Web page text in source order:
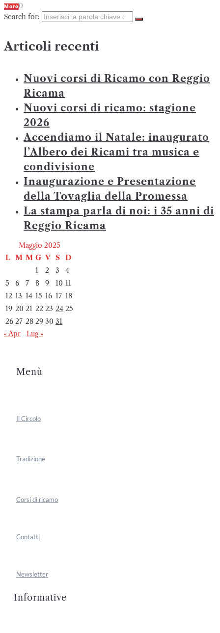
More0
Search for:
Articoli recenti
Nuovi corsi di Ricamo con Reggio
Ricama
Nuovi corsi di ricamo: stagione
2026
Accendiamo il Natale: inaugurato
l’Albero dei Ricami tra musica e
condivisione
Inaugurazione e Presentazione
della Tovaglia della Promessa
La stampa parla di noi: i 35 anni di
Reggio Ricama
Maggio 2025
L M M G V S
D
1
2 3
4
5
6 7 8 9 10 11
12 13 14 15 16 17 18
19 20 21 22 23 24 25
26 27 28 29 30 31
« Apr
Lug »
Menù
Il Circolo
Tradizione
Corsi di ricamo
Contatti
Newsletter
Informative